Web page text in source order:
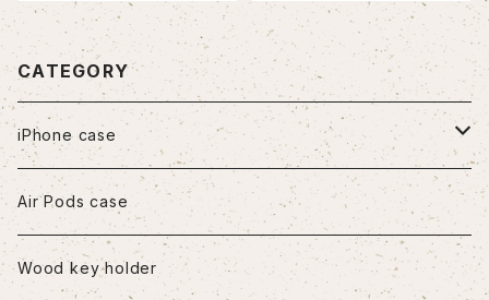
CATEGORY
iPhone case
iPhone7/8/SE2
iPhone8Plus
Air Pods case
Wood key holder